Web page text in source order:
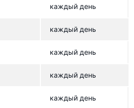
каждый день
каждый день
каждый день
каждый день
каждый день